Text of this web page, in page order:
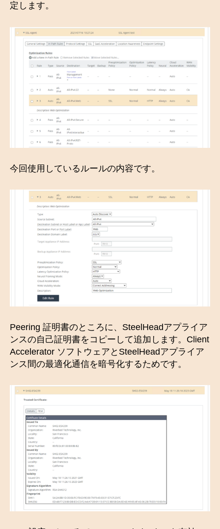
定します。
今回使用しているルールの内容です。
Peering 証明書のところに、SteelHeadアプライア
ンスの自己証明書をコピーして追加します。Client
Accelerator ソフトウェアとSteelHeadアプライア
ンス間の最適化通信を暗号化するためです。